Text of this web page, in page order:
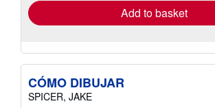
Add to basket
CÓMO DIBUJAR
SPICER, JAKE